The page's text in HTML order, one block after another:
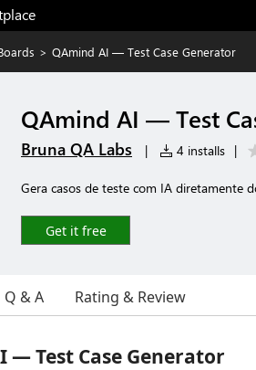
> QAmind AI — Test Case Generator
QAmind AI — Test
Bruna QA Labs | 4 installs |
Gera casos de teste com IA diretamente
Get it free
Q & A Rating & Review
— Test Case Generator